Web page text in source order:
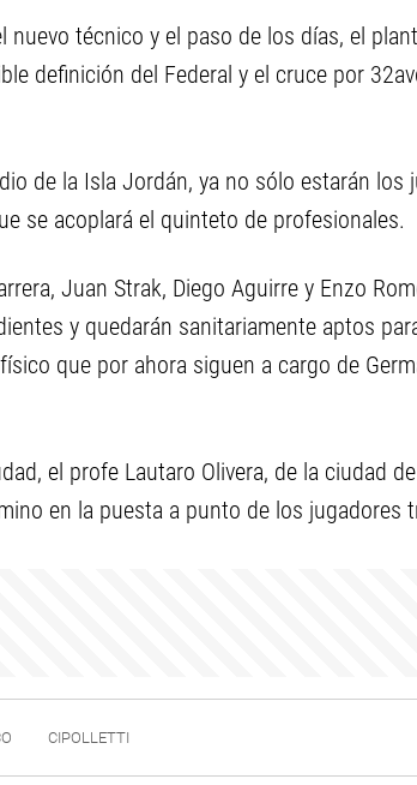
nuevo técnico y el paso de los días, el
definición del Federal y el cruce por
de la Isla Jordán, ya no sólo estarán los
se acoplará el quinteto de profesionales.
Juan Strak, Diego Aguirre y Enzo
y quedarán sanitariamente aptos
que por ahora siguen a cargo de
el profe Lautaro Olivera, de la ciudad
en la puesta a punto de los jugadores
CIPOLLETTI